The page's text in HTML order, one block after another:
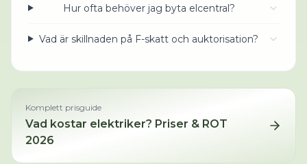
Hur ofta behöver jag byta elcentral?
Vad är skillnaden på F-skatt och auktorisation?
Komplett prisguide
Vad kostar elektriker? Priser & ROT
2026